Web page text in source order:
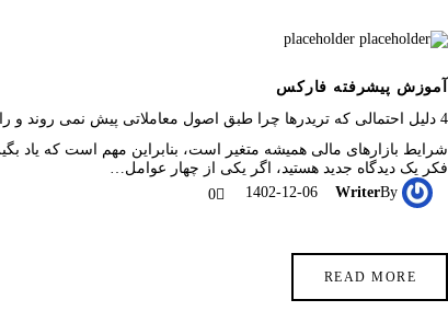
آموزش پیشرفته فارکس
4 دلیل احتمالی که تریدرها چرا طبق اصول معاملاتی پیش نمی روند و راه حل آن
شرایط بازارهای مالی همیشه متغیر است، بنابراین مهم است که یاد
فکر یک دیدگاه جدید هستید، اگر یکی از چهار عوامل…
By
Writer
1402-12-06
0
READ MORE